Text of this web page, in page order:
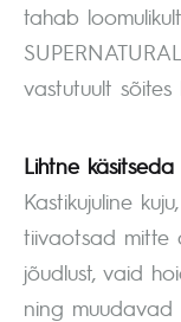
tahab
vastutuult sõites
Lihtne käsitseda
Kastikujuline
tiivaotsad mitte
jõudlust, vaid
ning muudavad